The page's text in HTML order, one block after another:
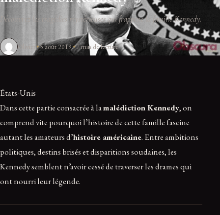
Découvrez les tragédies mystérieuses qui frappent la famille Kennedy.
Olivier 5 août 2019 7 min de lecture
États-Unis
Dans cette partie consacrée à lamalédiction Kennedy, on
comprend vite pourquoi l’histoire de cette famille fascine
autant les amateurs d’histoire américaine. Entre ambitions
politiques, destins brisés et disparitions soudaines, les
Kennedy semblent n’avoir cessé de traverser les drames qui
ont nourri leur légende.